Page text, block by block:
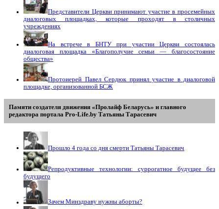
Представители Церкви принимают участие в просемейных
диалоговых площадках, которые проходят в столичных
учреждениях
На встрече в БНТУ при участии Церкви состоялась
диалоговая площадка «Благополучие семьи — благосостояние
общества»
Протоиерей Павел Сердюк принял участие в диалоговой
площадке, организованной БСЖ
Памяти создателя движения «Пролайф Беларусь» и главного
редактора портала Pro-Life.by Tатьяны Tарасевич
Прошло 4 года со дня смерти Татьяны Тарасевич
Репродуктивные технологии: суррогатное будущее без
будущего
Зачем Минздраву нужны аборты?